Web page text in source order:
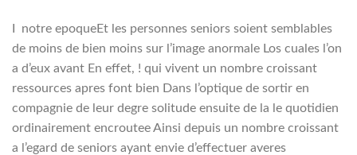
I notre epoqueEt les personnes seniors soient semblables
de moins de bien moins sur l’image anormale Los cuales l’on
a d’eux avant En effet, ! qui vivent un nombre croissant
ressources apres font bien Dans l’optique de sortir en
compagnie de leur degre solitude ensuite de la le quotidien
ordinairement encroutee Ainsi depuis un nombre croissant
a l’egard de seniors ayant envie d’effectuer averes